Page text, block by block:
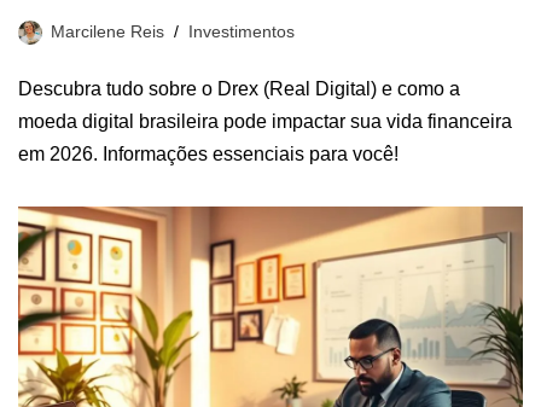
Marcilene Reis Investimentos
Descubra tudo sobre o Drex (Real Digital) e como a
moeda digital brasileira pode impactar sua vida financeira
em 2026. Informações essenciais para você!